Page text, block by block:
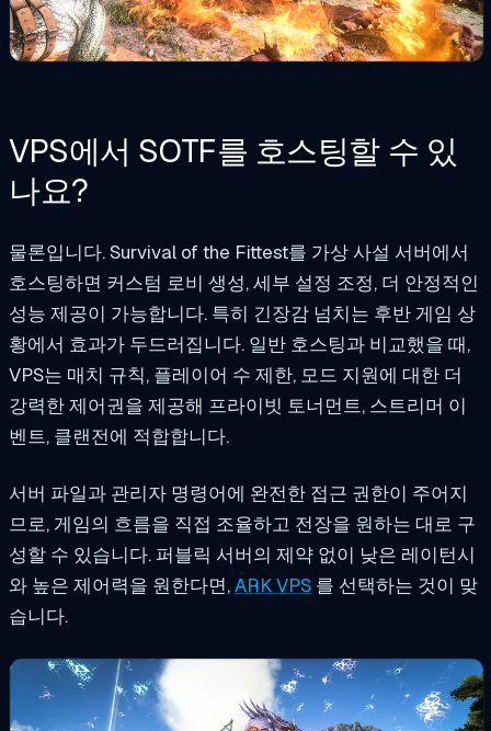
VPS에서 SOTF를 호스팅할 수 있
나요?
물론입니다. Survival of the Fittest를 가상 사설 서버에서
호스팅하면 커스텀 로비 생성, 세부 설정 조정, 더 안정적인
성능 제공이 가능합니다. 특히 긴장감 넘치는 후반 게임 상
황에서 효과가 두드러집니다. 일반 호스팅과 비교했을 때,
VPS는 매치 규칙, 플레이어 수 제한, 모드 지원에 대한 더
강력한 제어권을 제공해 프라이빗 토너먼트, 스트리머 이
벤트, 클랜전에 적합합니다.
서버 파일과 관리자 명령어에 완전한 접근 권한이 주어지
므로, 게임의 흐름을 직접 조율하고 전장을 원하는 대로 구
성할 수 있습니다. 퍼블릭 서버의 제약 없이 낮은 레이턴시
와 높은 제어력을 원한다면,ARK VPS 를 선택하는 것이 맞
습니다.